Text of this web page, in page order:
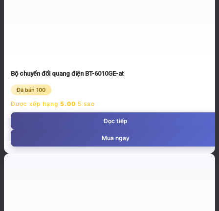
Bộ chuyển đổi quang điện BT-6010GE-at
Đã bán 100
Được xếp hạng 5.00 5 sao
Đọc tiếp
Mua ngay